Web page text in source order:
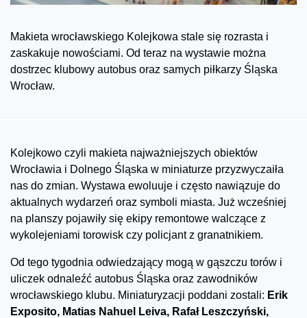
Makieta wrocławskiego Kolejkowa stale się rozrasta i
zaskakuje nowościami. Od teraz na wystawie można
dostrzec klubowy autobus oraz samych piłkarzy Śląska
Wrocław.
Kolejkowo czyli makieta najważniejszych obiektów
Wrocławia i Dolnego Śląska w miniaturze przyzwyczaiła
nas do zmian. Wystawa ewoluuje i często nawiązuje do
aktualnych wydarzeń oraz symboli miasta. Już wcześniej
na planszy pojawiły się ekipy remontowe walczące z
wykolejeniami torowisk czy policjant z granatnikiem.
Od tego tygodnia odwiedzający mogą w gąszczu torów i
uliczek odnaleźć autobus Śląska oraz zawodników
wrocławskiego klubu. Miniaturyzacji poddani zostali: Erik
Exposito, Matias Nahuel Leiva, Rafał Leszczyński,